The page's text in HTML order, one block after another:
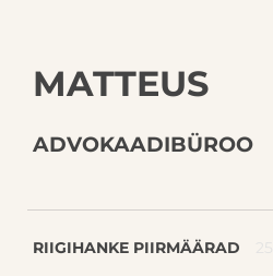
MATTEUS
ADVOKAADIBÜROO
RIIGIHANKE PIIRMÄÄRAD